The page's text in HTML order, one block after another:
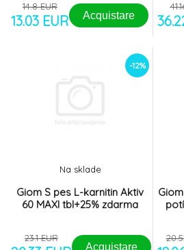
14.8 EUR
13.03 EUR Acquistare
-12%
Giom S pes L-karnitin Aktiv
60 MAXI tbl+25% zdarma
Na sklade
23.1 EUR
Acquistare